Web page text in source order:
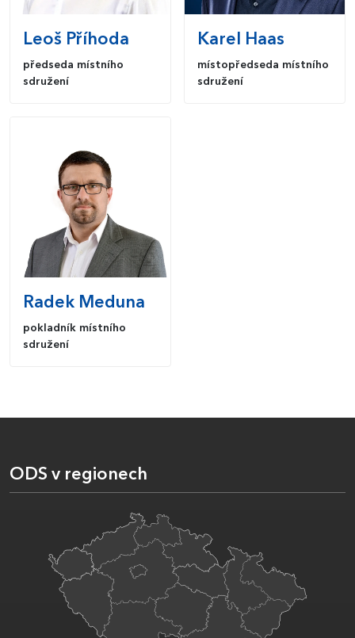
Leoš Příhoda
předseda místního
sdružení
Karel Haas
místopředseda místního
sdružení
Radek Meduna
pokladník místního
sdružení
ODS v regionech